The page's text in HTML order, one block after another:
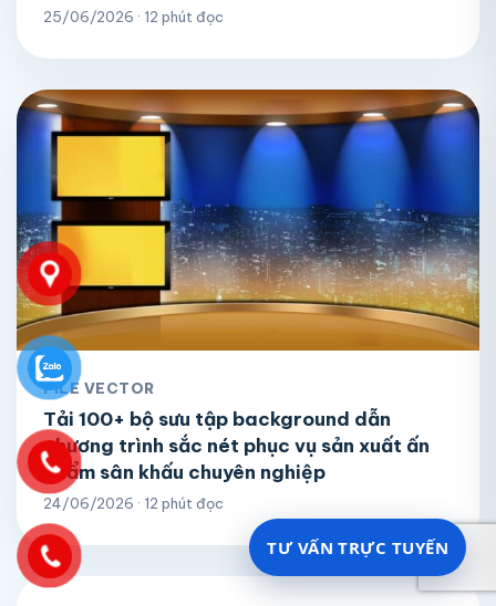
25/06/2026 · 12 phút đọc
FILE VECTOR
Tải 100+ bộ sưu tập background dẫn
chương trình sắc nét phục vụ sản xuất ấn
phẩm sân khấu chuyên nghiệp
24/06/2026 · 12 phút đọc
TƯ VẤN TRỰC TUYẾN